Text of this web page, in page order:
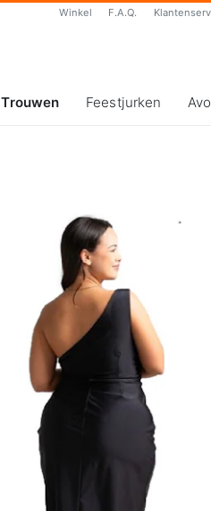
Winkel F.A.Q.
Trouwen Feestjurken